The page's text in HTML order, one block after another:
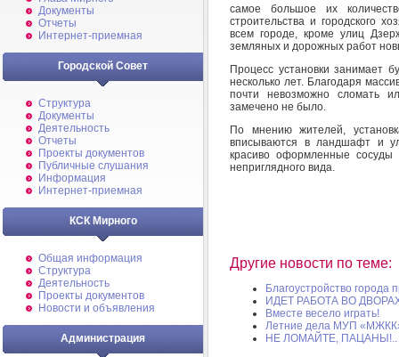
Документы
Отчеты
Интернет-приемная
Городской Совет
Структура
Документы
Деятельность
Отчеты
Проекты документов
Публичные слушания
Информация
Интернет-приемная
КСК Мирного
Общая информация
Структура
Деятельность
Проекты документов
Новости и объявления
Администрация
самое большое их
строительства и городского
всем городе, кроме улиц
земляных и дорожных работ
Процесс установки занимает
несколько лет. Благодаря
почти невозможно сломать
замечено не было.
По мнению жителей,
вписываются в ландшафт и
красиво оформленные
неприглядного вида.
Другие новости по теме:
Благоустройство города
ИДЕТ РАБОТА ВО
Вместе весело играть!
Летние дела МУП
НЕ ЛОМАЙТЕ, ПАЦАНЫ!..